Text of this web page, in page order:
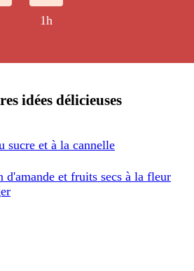
1h
idées délicieuses
sucre et à la cannelle
d'amande et fruits secs à la fleur